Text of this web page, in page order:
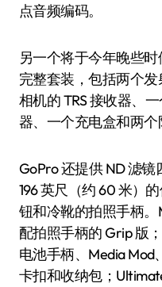
点音频编码。
另一个将于今年晚些
完整套装，包括两个
相机的 TRS 接收器、
器、一个充电盒和两个
GoPro 还提供 ND 滤
196 英尺（约 60 米）
钮和冷靴的拍照手柄。
配拍照手柄的 Grip 版
电池手柄、Media
卡扣和收纳包；